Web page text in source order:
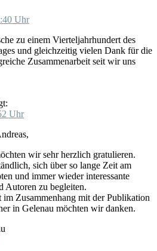
Uhr
zu einem Vierteljahrhundert des
und gleichzeitig vielen Dank für die
Zusammenarbeit seit wir uns
Uhr
wir sehr herzlich gratulieren.
sich über so lange Zeit am
und immer wieder interessante
Autoren zu begleiten.
im Zusammenhang mit der Publikation
in Gelenau möchten wir danken.